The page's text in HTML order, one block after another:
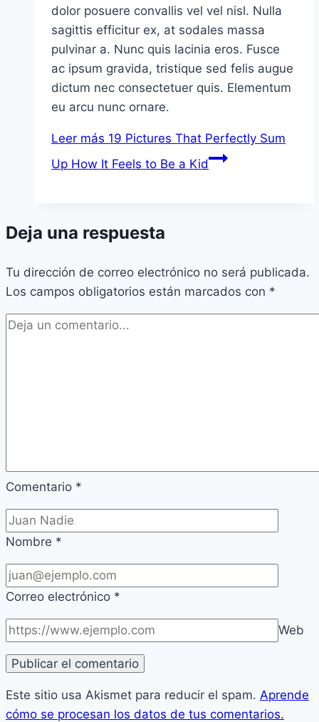
dolor posuere convallis vel vel nisl. Nulla
sagittis efficitur ex, at sodales massa
pulvinar a. Nunc quis lacinia eros. Fusce
ac ipsum gravida, tristique sed felis augue
dictum nec consectetuer quis. Elementum
eu arcu nunc ornare.
Leer más 19 Pictures That Perfectly Sum
Up How It Feels to Be a Kid
Deja una respuesta
Tu dirección de correo electrónico no será publicada.
Los campos obligatorios están marcados con *
Comentario *
Nombre *
Correo electrónico *
Web
Este sitio usa Akismet para reducir el spam. Aprende
cómo se procesan los datos de tus comentarios.